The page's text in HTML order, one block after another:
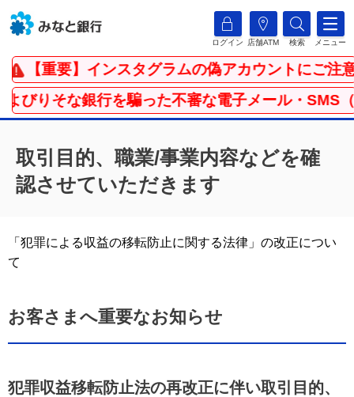
ログイン 店舗ATM 検索 メニュー
【重要】インスタグラムの偽アカウントにご注意
そな銀行を騙った不審な電子メール・SMS（シ
取引目的、職業/事業内容などを確
認させていただきます
「犯罪による収益の移転防止に関する法律」の改正につい
て
お客さまへ重要なお知らせ
犯罪収益移転防止法の再改正に伴い取引目的、